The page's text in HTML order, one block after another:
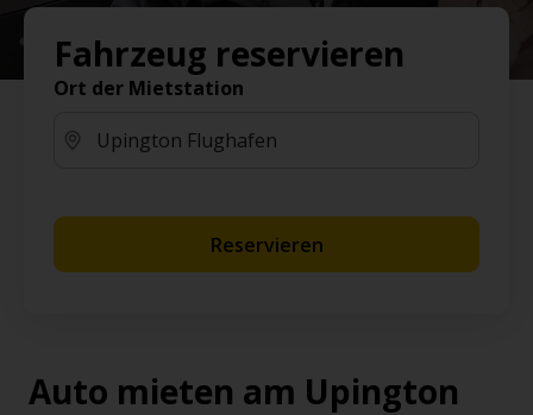
Fahrzeug reservieren
Ort der Mietstation
Reservieren
Auto mieten am Upington